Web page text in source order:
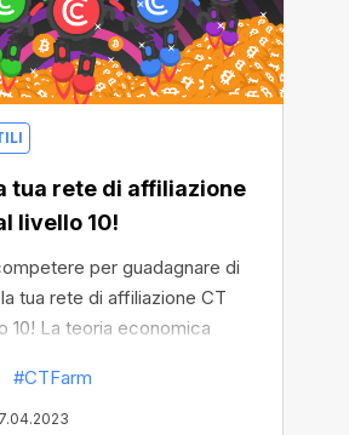
tua rete di affiliazione
livello 10!
per guadagnare di
tua rete di affiliazione CT
10! La teoria economica
per qualsiasi
e le aziende devono
#CTFarm